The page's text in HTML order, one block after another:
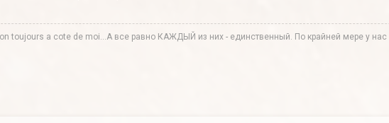
toujours a cote de moi...А все равно КАЖДЫЙ из них - единственный. По крайней мере у нас